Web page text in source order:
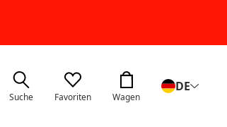
Suche Favoriten Wagen
DE